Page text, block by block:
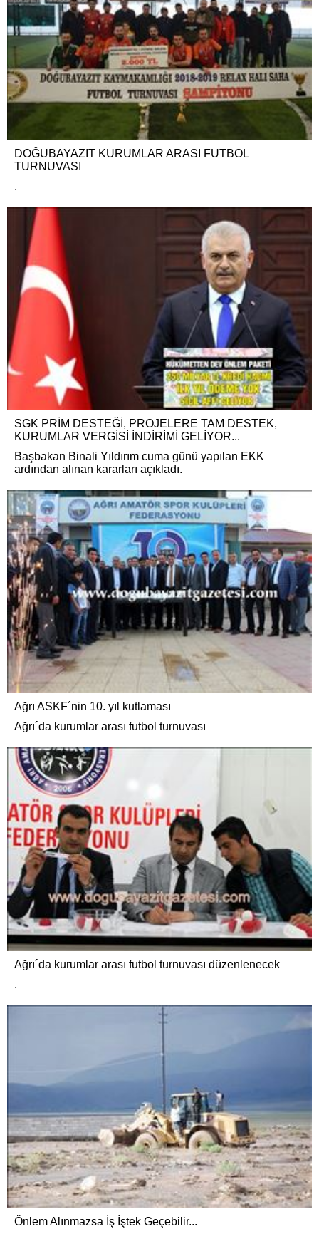
DOĞUBAYAZIT KURUMLAR ARASI FUTBOL
TURNUVASI
.
SGK PRİM DESTEĞİ, PROJELERE TAM DESTEK,
KURUMLAR VERGİSİ İNDİRİMİ GELİYOR...
Başbakan Binali Yıldırım cuma günü yapılan EKK
ardından alınan kararları açıkladı.
Ağrı ASKF´nin 10. yıl kutlaması
Ağrı´da kurumlar arası futbol turnuvası
Ağrı´da kurumlar arası futbol turnuvası düzenlenecek
.
Önlem Alınmazsa İş İştek Geçebilir...